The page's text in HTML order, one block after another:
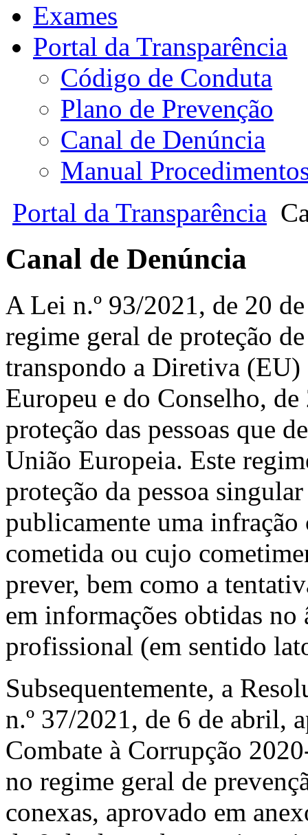
Exames
Portal da Transparência
Código de Conduta
Plano de Prevenção
Canal de Denúncia
Manual
Portal da Transparência
Canal de Denúncia
A Lei n.º 93/2021, de 20
regime geral de proteção
transpondo a Diretiva
Europeu e do Conselho,
proteção das pessoas que
União Europeia. Este
proteção da pessoa
publicamente uma infração
cometida ou cujo
prever, bem como a
em informações obtidas
profissional (em sentido
Subsequentemente, a
n.º 37/2021, de 6 de abril,
Combate à Corrupção
no regime geral de
conexas, aprovado em